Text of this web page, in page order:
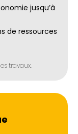
jusqu’à
de ressources
travaux.